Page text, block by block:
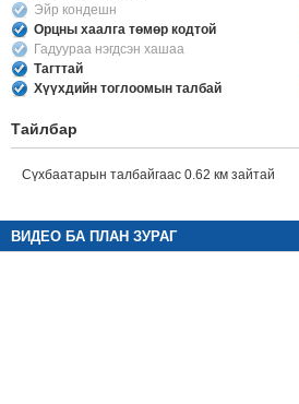
Эйр кондешн
Орцны хаалга төмөр кодтой
Гадуураа нэгдсэн хашаа
Тагттай
Хүүхдийн тоглоомын талбай
Тайлбар
Сүхбаатарын талбайгаас 0.62 км зайтай
ВИДЕО БА ПЛАН ЗУРАГ